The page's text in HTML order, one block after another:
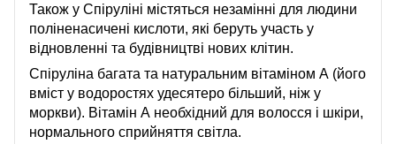
Також у Спіруліні містяться незамінні для людини
поліненасичені кислоти, які беруть участь у
відновленні та будівництві нових клітин.
Спіруліна багата та натуральним вітаміном А (його
вміст у водоростях удесятеро більший, ніж у
моркви). Вітамін А необхідний для волосся і шкіри,
нормального сприйняття світла.